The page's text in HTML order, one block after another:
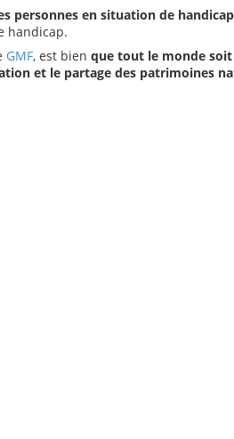
personnes en situation de
handicap.
GMF, est bien que tout le monde
et le partage des patrimoines